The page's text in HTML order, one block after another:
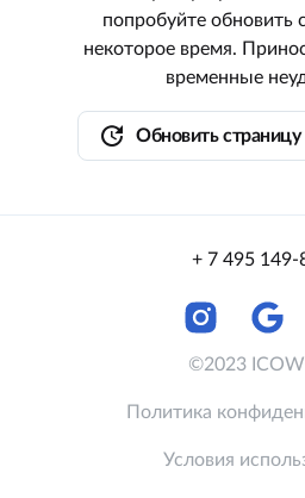
попробуйте обновить
некоторое время.
временные
update Обновить страницу
+ 7 495 149-
©2023
Политика
Условия